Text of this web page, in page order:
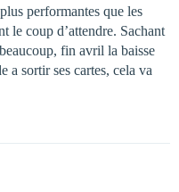
performantes que les
le coup d’attendre. Sachant
fin avril la baisse
a sortir ses cartes, cela va